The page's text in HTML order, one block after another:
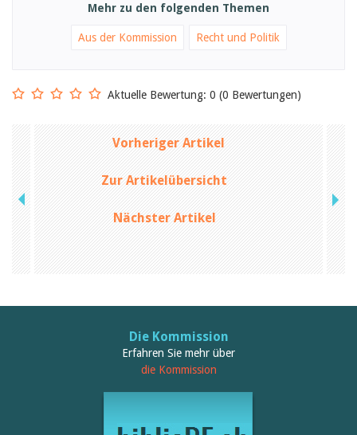
Mehr zu den folgenden Themen
Aus der Kommission Recht und Politik
Aktuelle Bewertung: 0 (0 Bewertungen)
Vorheriger Artikel
Zur Artikelübersicht
Nächster Artikel
Die Kommission
Erfahren Sie mehr über
die Kommission